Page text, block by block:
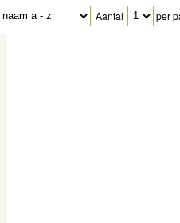
Aantal per